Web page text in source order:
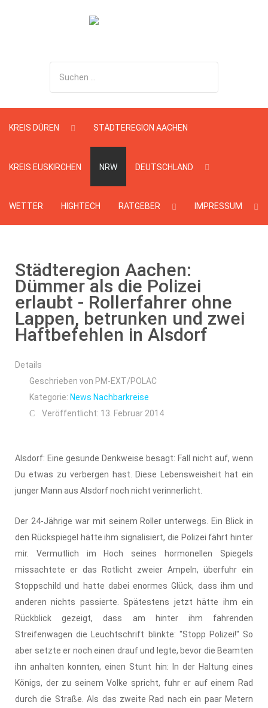
KREIS DÜREN STÄDTEREGION AACHEN
KREIS EUSKIRCHEN NRW DEUTSCHLAND
WETTER HIGHTECH RATGEBER IMPRESSUM
Städteregion Aachen:
Dümmer als die Polizei
erlaubt - Rollerfahrer ohne
Lappen, betrunken und zwei
Haftbefehlen in Alsdorf
Details
Geschrieben von PM-EXT/POLAC
Kategorie: News Nachbarkreise
Veröffentlicht: 13. Februar 2014
Alsdorf: Eine gesunde Denkweise besagt: Fall nicht auf, wenn
Du etwas zu verbergen hast. Diese Lebensweisheit hat ein
junger Mann aus Alsdorf noch nicht verinnerlicht.
Der 24-Jährige war mit seinem Roller unterwegs. Ein Blick in
den Rückspiegel hätte ihm signalisiert, die Polizei fährt hinter
mir. Vermutlich im Hoch seines hormonellen Spiegels
missachtete er das Rotlicht zweier Ampeln, überfuhr ein
Stoppschild und hatte dabei enormes Glück, dass ihm und
anderen nichts passierte. Spätestens jetzt hätte ihm ein
Rückblick gezeigt, dass am hinter ihm fahrenden
Streifenwagen die Leuchtschrift blinkte: "Stopp Polizei!" So
aber setzte er noch einen drauf und legte, bevor die Beamten
ihn anhalten konnten, einen Stunt hin: In der Haltung eines
Königs, der zu seinem Volke spricht, fuhr er auf einem Rad
durch die Straße. Als das zweite Rad nach ein paar Metern